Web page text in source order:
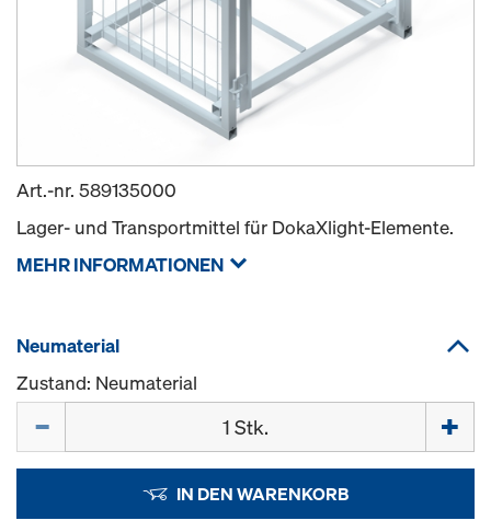
Art.-nr. 589135000
Lager- und Transportmittel für DokaXlight-Elemente.
MEHR INFORMATIONEN
Neumaterial
Zustand: Neumaterial
IN DEN WARENKORB